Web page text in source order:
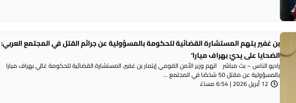
بن غفير يتهم المستشارة القضائية للحكومة بالمسؤولية عن جرائم القتل في المجتمع العربي:
الضحايا على يديّ بهراف ميارا‘
راديو الناس – بث مباشر اتهم وزير الأمن القومي إيتمار بن غفير، المستشارة القضائية للحكومة غالي بهراف ميارا
بالمسؤولية عن مقتل 50 شخصًا في المجتمع ...
12 أبريل 2026 | 6:54 مساءً